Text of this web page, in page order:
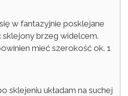
w fantazyjnie posklejane
brzeg widelcem.
mieć szerokość ok. 1
sklejeniu układam na suchej